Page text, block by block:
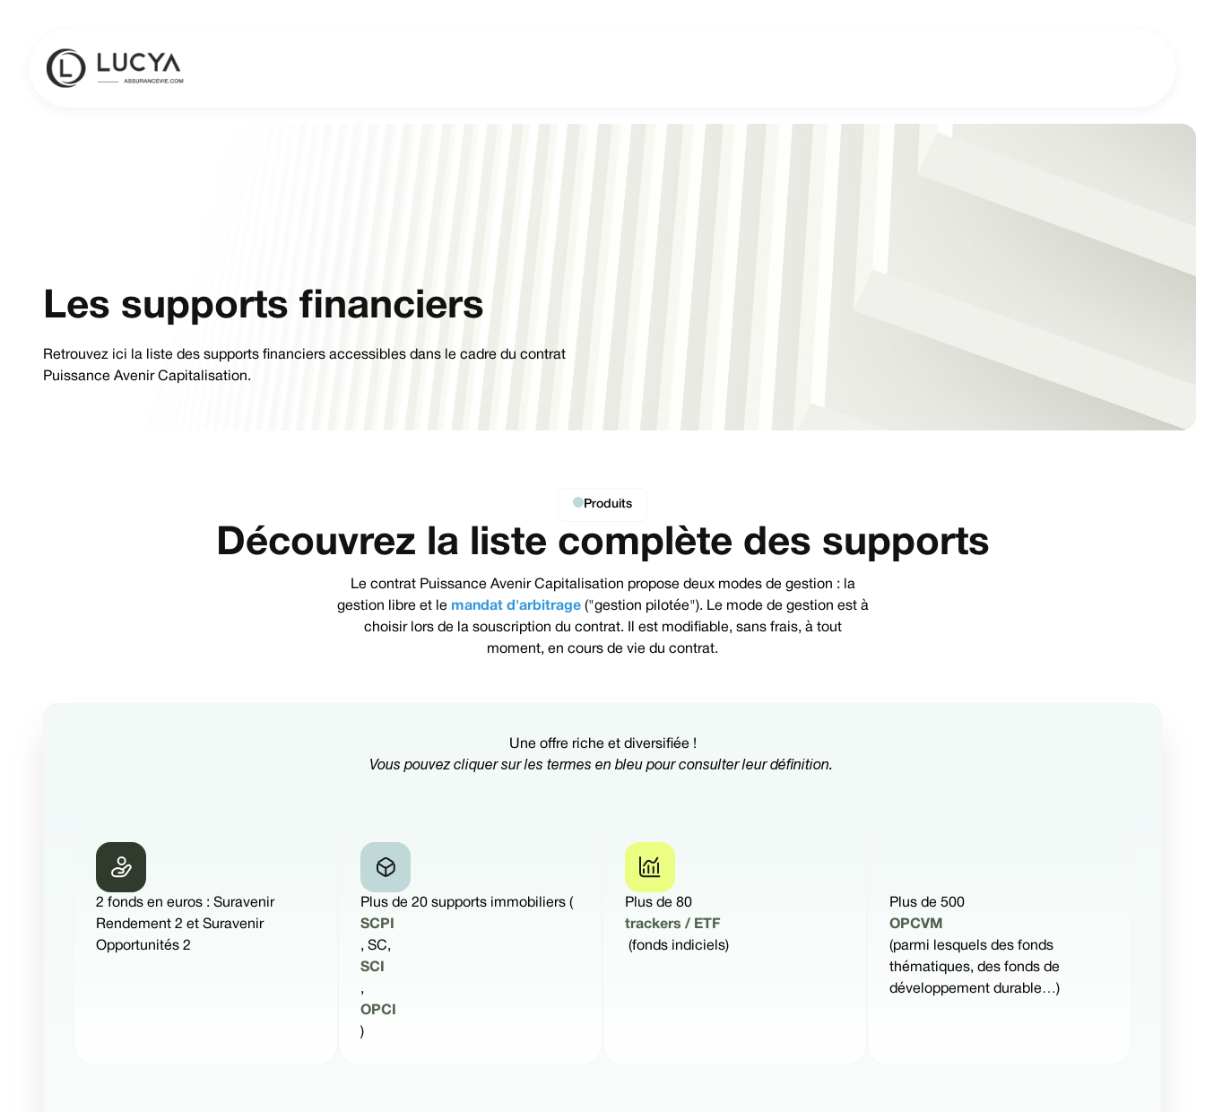
Les supports financiers
Retrouvez ici la liste des supports financiers accessibles dans le cadre du contrat
Puissance Avenir Capitalisation.
Produits
Découvrez la liste complète des supports
Le contrat Puissance Avenir Capitalisation propose deux modes de gestion : la
gestion libre et le mandat d'arbitrage("gestion pilotée"). Le mode de gestion est à
choisir lors de la souscription du contrat. Il est modifiable, sans frais, à tout
moment, en cours de vie du contrat.
Une offre riche et diversifiée !
Vous pouvez cliquer sur les termes en bleu pour consulter leur définition.
2 fonds en euros : Suravenir
Rendement 2 et Suravenir
Opportunités 2
Plus de 20 supports immobiliers (
SCPI
, SC,
SCI
,
OPCI
)
Plus de 80
trackers / ETF
(fonds indiciels)
Plus de 500
OPCVM
(parmi lesquels des fonds
thématiques, des fonds de
développement durable…)